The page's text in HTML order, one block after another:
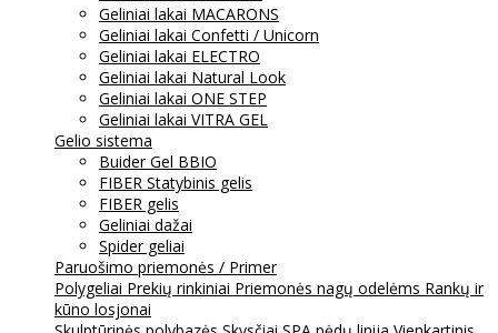
Geliniai lakai MACARONS
Geliniai lakai Confetti / Unicorn
Geliniai lakai ELECTRO
Geliniai lakai Natural Look
Geliniai lakai ONE STEP
Geliniai lakai VITRA GEL
Gelio sistema
Buider Gel BBIO
FIBER Statybinis gelis
FIBER gelis
Geliniai dažai
Spider geliai
Paruošimo priemonės / Primer
Polygeliai Prekių rinkiniai Priemonės nagų odelėms Rankų ir
kūno losjonai